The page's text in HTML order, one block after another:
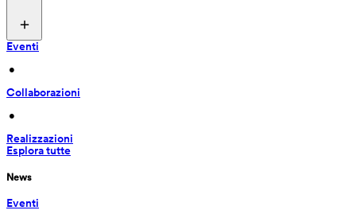
Eventi
•
Collaborazioni
•
Realizzazioni
Esplora tutte
News
Eventi